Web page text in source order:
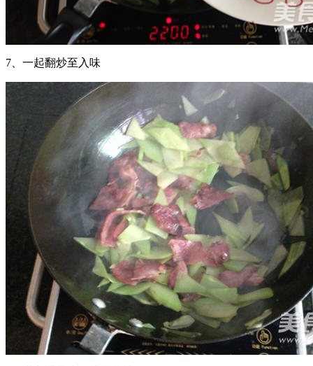
7、一起翻炒至入味